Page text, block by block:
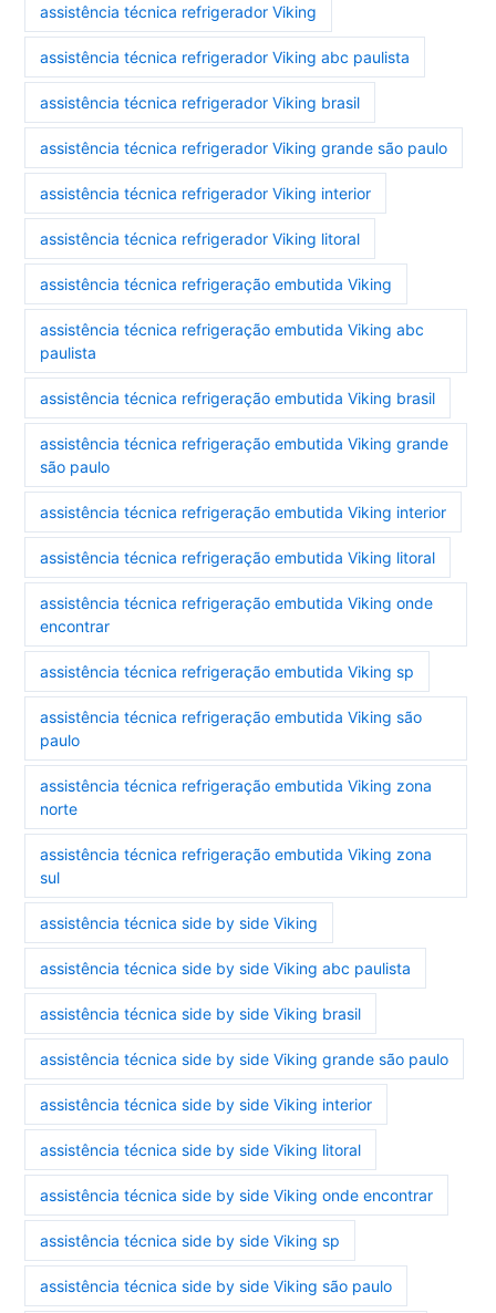
assistência técnica refrigerador Viking
assistência técnica refrigerador Viking abc paulista
assistência técnica refrigerador Viking brasil
assistência técnica refrigerador Viking grande são paulo
assistência técnica refrigerador Viking interior
assistência técnica refrigerador Viking litoral
assistência técnica refrigeração embutida Viking
assistência técnica refrigeração embutida Viking abc
paulista
assistência técnica refrigeração embutida Viking brasil
assistência técnica refrigeração embutida Viking grande
são paulo
assistência técnica refrigeração embutida Viking interior
assistência técnica refrigeração embutida Viking litoral
assistência técnica refrigeração embutida Viking onde
encontrar
assistência técnica refrigeração embutida Viking sp
assistência técnica refrigeração embutida Viking são
paulo
assistência técnica refrigeração embutida Viking zona
norte
assistência técnica refrigeração embutida Viking zona
sul
assistência técnica side by side Viking
assistência técnica side by side Viking abc paulista
assistência técnica side by side Viking brasil
assistência técnica side by side Viking grande são paulo
assistência técnica side by side Viking interior
assistência técnica side by side Viking litoral
assistência técnica side by side Viking onde encontrar
assistência técnica side by side Viking sp
assistência técnica side by side Viking são paulo